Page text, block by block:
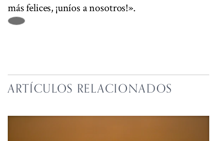
más felices, ¡uníos a nosotros!».
ARTÍCULOS RELACIONADOS